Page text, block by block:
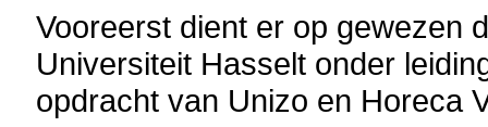
Vooreerst dient er op gewezen
Universiteit Hasselt onder
opdracht van Unizo en Horeca